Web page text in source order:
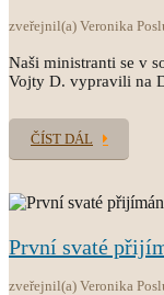
zveřejnil(a) Veronika
Naši ministranti se v
Vojty D. vypravili na
ČÍST DÁL
První svaté
zveřejnil(a) Veronika